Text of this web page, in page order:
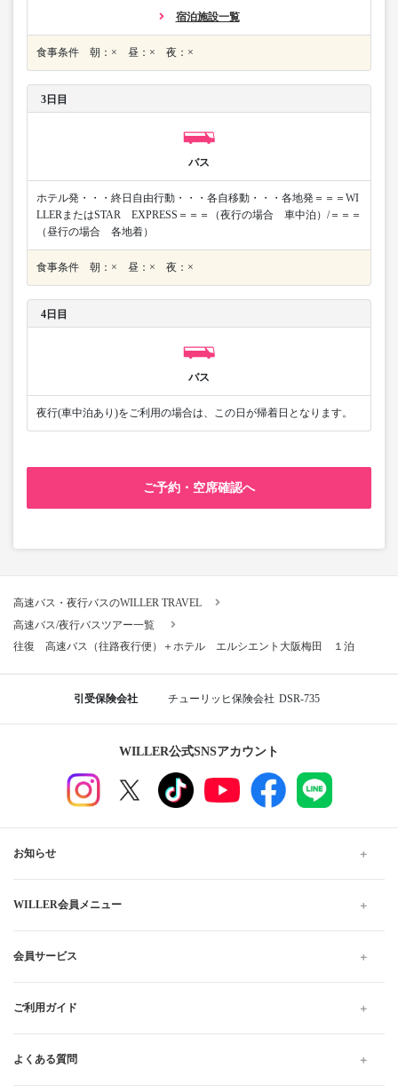
宿泊施設一覧
食事条件 朝：× 昼：× 夜：×
3日目
バス
ホテル発・・・終日自由行動・・・各自移動・・・各地発＝＝＝WI
LLERまたはSTAR EXPRESS＝＝＝（夜行の場合 車中泊）/＝＝＝
（昼行の場合 各地着）
食事条件 朝：× 昼：× 夜：×
4日目
バス
夜行(車中泊あり)をご利用の場合は、この日が帰着日となります。
ご予約・空席確認へ
高速バス・夜行バスのWILLER TRAVEL
高速バス/夜行バスツアー一覧
往復 高速バス（往路夜行便）＋ホテル エルシエント大阪梅田 １泊
引受保険会社 チューリッヒ保険会社 DSR-735
WILLER公式SNSアカウント
お知らせ
WILLER会員メニュー
会員サービス
ご利用ガイド
よくある質問